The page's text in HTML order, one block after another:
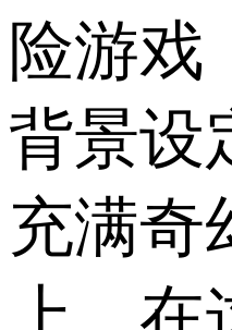
险游戏
背景设
充满奇
上，